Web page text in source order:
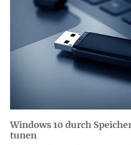
Windows 10 durch
tunen